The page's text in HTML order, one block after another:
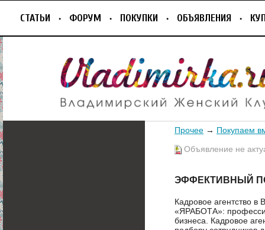
СТАТЬИ ФОРУМ ПОКУПКИ ОБЪЯВЛЕНИЯ
Прочее → Покупаем
Объявление не
ЭФФЕКТИВНЫЙ
Кадровое агентство в
«ЯРАБОТА»:
бизнеса. Кадровое